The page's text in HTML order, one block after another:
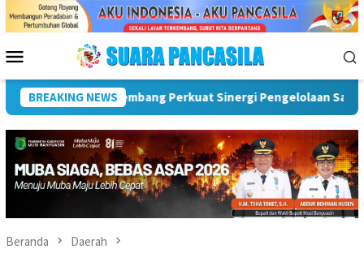
Menu
Mobile
BREAKING NEWS
Pemkot Palembang Bentuk Tim Linmas Darurat
Beranda Daerah